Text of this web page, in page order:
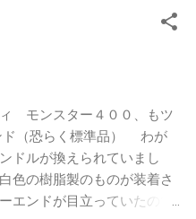
やや古い車体なので、社外
ができませんでした。 とい
きめのバッグも搭載可能に
少武骨になってしまった
でしょうか。時間を見つけ
モンスター４００、もツ
ド（恐らく標準品） わが
ドルが換えられていまし
色の樹脂製のものが装着さ
エンドが目立っていたので